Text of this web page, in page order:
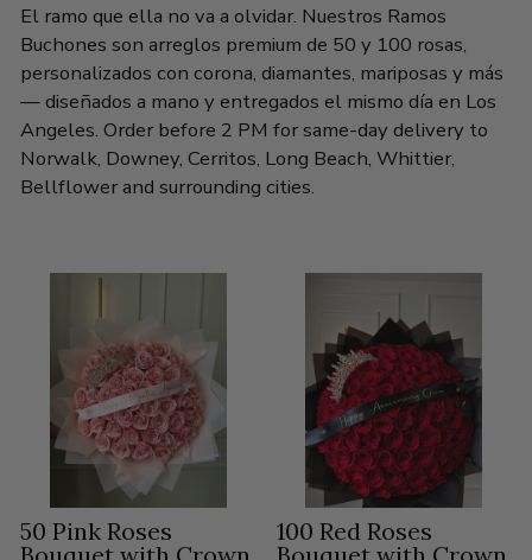
El ramo que ella no va a olvidar. Nuestros Ramos
Buchones son arreglos premium de 50 y 100 rosas,
personalizados con corona, diamantes, mariposas y más
— diseñados a mano y entregados el mismo día en Los
Angeles. Order before 2 PM for same-day delivery to
Norwalk, Downey, Cerritos, Long Beach, Whittier,
Bellflower and surrounding cities.
50 Pink Roses
100 Red Roses